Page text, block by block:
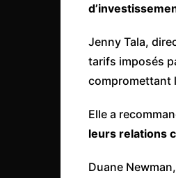
Jenny Tala,
tarifs imposés
compromettant
Elle a
leurs relations
Duane